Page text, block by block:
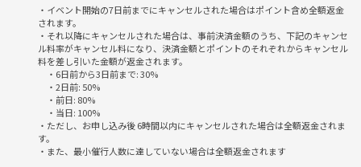
行ってもらう事を目的に開催させていただきます
（一緒にフェスに行ってきたとの連絡をもらいました^ ^）
また途中参加・途中退席OKです
ドタ参については連絡して頂ければ対応いたします
仕事終わりの方が多いかなと思いますので
途中参加者がスムーズに合流できるように誘導します^ ^
（主催もイベント前は普通に仕事してます）
・イベント開始の7日前までにキャンセルされた場合はポイント含め全額返金
されます。
・それ以降にキャンセルされた場合は、事前決済金額のうち、下記のキャンセ
ル料率がキャンセル料になり、決済金額とポイントのそれぞれからキャンセル
料を差し引いた金額が返金されます。
・6日前から3日前まで: 30%
・2日前: 50%
・前日: 80%
・当日: 100%
・ただし、お申し込み後 6時間以内にキャンセルされた場合は全額返金されま
す。
・また、最小催行人数に達していない場合は全額返金されます